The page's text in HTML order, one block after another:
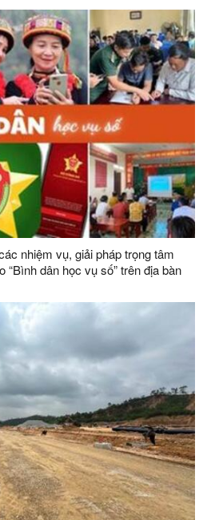
quản lý, phát triển vật liệu xây
nhiệm vụ, giải pháp trọng tâm
“Bình dân học vụ số” trên địa bàn